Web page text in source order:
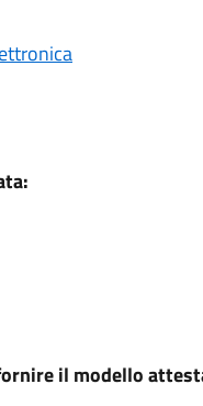
il modello